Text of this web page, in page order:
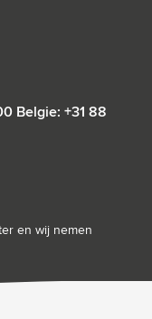
Belgie: +31 88
en wij nemen